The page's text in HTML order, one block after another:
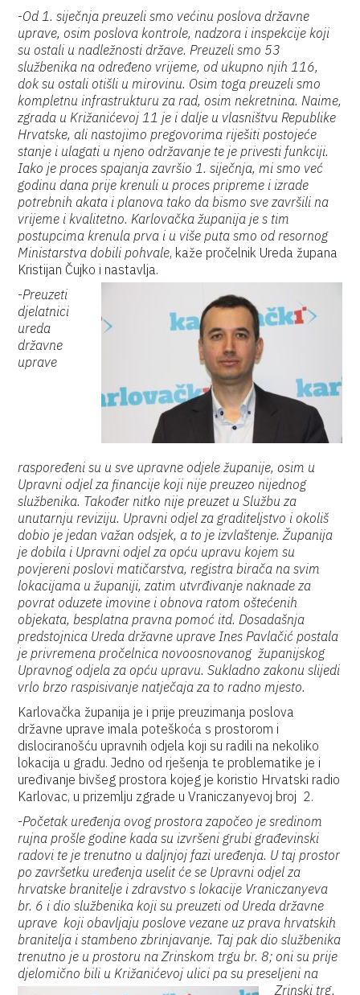
-Od 1. siječnja preuzeli smo većinu poslova državne
uprave, osim poslova kontrole, nadzora i inspekcije koji
su ostali u nadležnosti države. Preuzeli smo 53
službenika na određeno vrijeme, od ukupno njih 116,
dok su ostali otišli u mirovinu. Osim toga preuzeli smo
kompletnu infrastrukturu za rad, osim nekretnina. Naime,
zgrada u Križanićevoj 11 je i dalje u vlasništvu Republike
Hrvatske, ali nastojimo pregovorima riješiti postojeće
stanje i ulagati u njeno održavanje te je privesti funkciji.
Iako je proces spajanja završio 1. siječnja, mi smo već
godinu dana prije krenuli u proces pripreme i izrade
potrebnih akata i planova tako da bismo sve završili na
vrijeme i kvalitetno. Karlovačka županija je s tim
postupcima krenula prva i u više puta smo od resornog
Ministarstva dobili pohvale, kaže pročelnik Ureda župana
Kristijan Čujko i nastavlja.
-Preuzeti
djelatnici
ureda
državne
uprave
raspoređeni su u sve upravne odjele županije, osim u
Upravni odjel za financije koji nije preuzeo nijednog
službenika. Također nitko nije preuzet u Službu za
unutarnju reviziju. Upravni odjel za graditeljstvo i okoliš
dobio je jedan važan odsjek, a to je izvlaštenje. Županija
je dobila i Upravni odjel za opću upravu kojem su
povjereni poslovi matičarstva, registra birača na svim
lokacijama u županiji, zatim utvrđivanje naknade za
povrat oduzete imovine i obnova ratom oštećenih
objekata, besplatna pravna pomoć itd. Dosadašnja
predstojnica Ureda državne uprave Ines Pavlačić postala
je privremena pročelnica novoosnovanog županijskog
Upravnog odjela za opću upravu. Sukladno zakonu slijedi
vrlo brzo raspisivanje natječaja za to radno mjesto.
Karlovačka županija je i prije preuzimanja poslova
državne uprave imala poteškoća s prostorom i
dislociranošću upravnih odjela koji su radili na nekoliko
lokacija u gradu. Jedno od rješenja te problematike je i
uređivanje bivšeg prostora kojeg je koristio Hrvatski radio
Karlovac, u prizemlju zgrade u Vraniczanyevoj broj 2.
-Početak uređenja ovog prostora započeo je sredinom
rujna prošle godine kada su izvršeni grubi građevinski
radovi te je trenutno u daljnjoj fazi uređenja. U taj prostor
po završetku uređenja uselit će se Upravni odjel za
hrvatske branitelje i zdravstvo s lokacije Vraniczanyeva
br. 6 i dio službenika koji su preuzeti od Ureda državne
uprave koji obavljaju poslove vezane uz prava hrvatskih
branitelja i stambeno zbrinjavanje. Taj pak dio službenika
trenutno je u prostoru na Zrinskom trgu br. 8; oni su prije
djelomično bili u Križanićevoj ulici pa su preseljeni na
Zrinski trg.